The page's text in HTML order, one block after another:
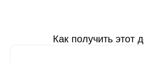
Как получить этот